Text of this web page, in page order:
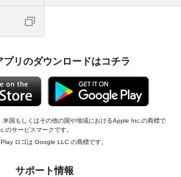
プリのダウンロードはコチラ
国もしくはその他の国や地域におけるApple Inc.の商標で
サービスマークです。
ロゴは Google LLC の商標です。
サポート情報